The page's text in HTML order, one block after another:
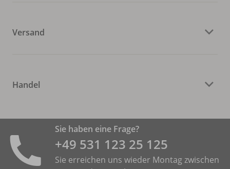
Versand
Handel
Sie haben eine Frage?
+49 531 ­123 25 125
Sie erreichen uns wieder Montag zwischen